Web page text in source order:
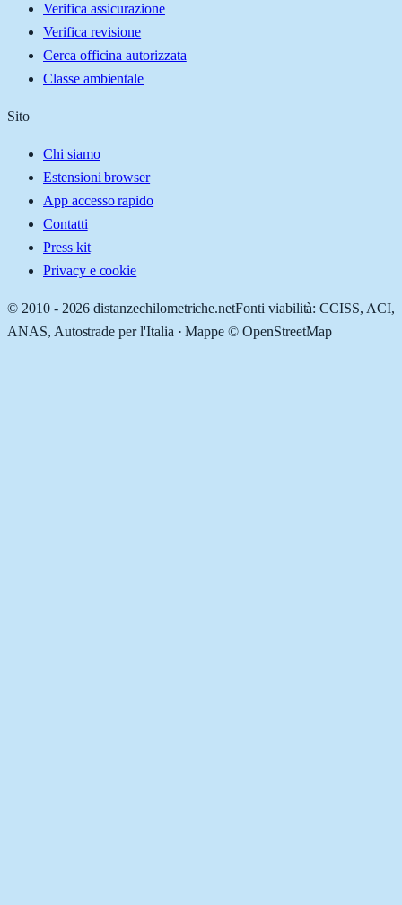
Verifica assicurazione
Verifica revisione
Cerca officina autorizzata
Classe ambientale
Sito
Chi siamo
Estensioni browser
App accesso rapido
Contatti
Press kit
Privacy e cookie
© 2010 - 2026 distanzechilometriche.netFonti viabilità: CCISS, ACI,
ANAS, Autostrade per l'Italia · Mappe © OpenStreetMap